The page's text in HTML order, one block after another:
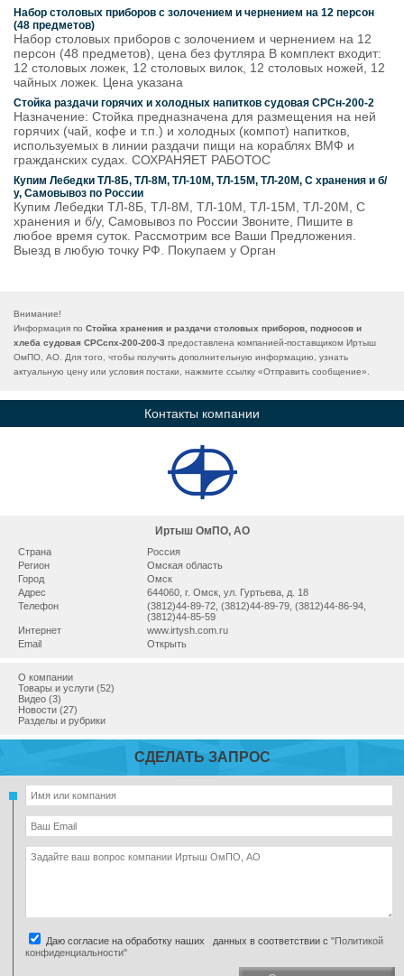
Набор столовых приборов с золочением и чернением на 12 персон
(48 предметов)
Набор столовых приборов с золочением и чернением на 12
персон (48 предметов), цена без футляра В комплект входит:
12 столовых ложек, 12 столовых вилок, 12 столовых ножей, 12
чайных ложек. Цена указана
Стойка раздачи горячих и холодных напитков судовая СРСн-200-2
Назначение: Стойка предназначена для размещения на ней
горячих (чай, кофе и т.п.) и холодных (компот) напитков,
используемых в линии раздачи пищи на кораблях ВМФ и
гражданских судах. СОХРАНЯЕТ РАБОТОС
Купим Лебедки ТЛ-8Б, ТЛ-8М, ТЛ-10М, ТЛ-15М, ТЛ-20М, С хранения и б/
у, Самовывоз по России
Купим Лебедки ТЛ-8Б, ТЛ-8М, ТЛ-10М, ТЛ-15М, ТЛ-20М, С
хранения и б/у, Самовывоз по России Звоните, Пишите в
любое время суток. Рассмотрим все Ваши Предложения.
Выезд в любую точку РФ. Покупаем у Орган
Внимание!
Информация по Стойка хранения и раздачи столовых приборов, подносов и
хлеба судовая СРСспх-200-200-3 предоставлена компанией-поставщиком Иртыш
ОмПО, АО. Для того, чтобы получить дополнительную информацию, узнать
актуальную цену или условия постаки, нажмите ссылку «Отправить сообщение».
Контакты компании
Иртыш ОмПО, АО
Страна
Россия
Регион
Омская область
Город
Омск
Адрес
644060, г. Омск, ул. Гуртьева, д. 18
Телефон
(3812)44-89-72, (3812)44-89-79, (3812)44-86-94,
(3812)44-85-59
Интернет
www.irtysh.com.ru
Email
Открыть
О компании
Товары и услуги (52)
Видео (3)
Новости (27)
Разделы и рубрики
СДЕЛАТЬ ЗАПРОС
Даю согласие на обработку наших данных в соответствии с "Политикой
конфиденциальности"